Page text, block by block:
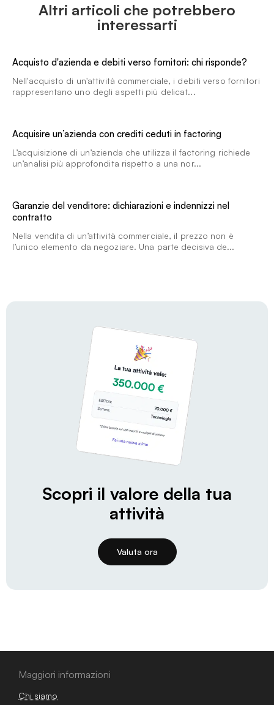
Altri articoli che potrebbero
interessarti
Acquisto d'azienda e debiti verso fornitori: chi risponde?
Nell'acquisto di un'attività commerciale, i debiti verso fornitori
rappresentano uno degli aspetti più delicat...
Acquisire un’azienda con crediti ceduti in factoring
L’acquisizione di un’azienda che utilizza il factoring richiede
un’analisi più approfondita rispetto a una nor...
Garanzie del venditore: dichiarazioni e indennizzi nel
contratto
Nella vendita di un’attività commerciale, il prezzo non è
l’unico elemento da negoziare. Una parte decisiva de...
Scopri il valore della tua
attività
Valuta ora
Maggiori informazioni
Chi siamo